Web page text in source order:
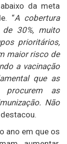
da meta
“A cobertura
30%, muito
prioritários,
maior risco de
a vacinação
que as
procurem as
Não
destacou.
ano em que os